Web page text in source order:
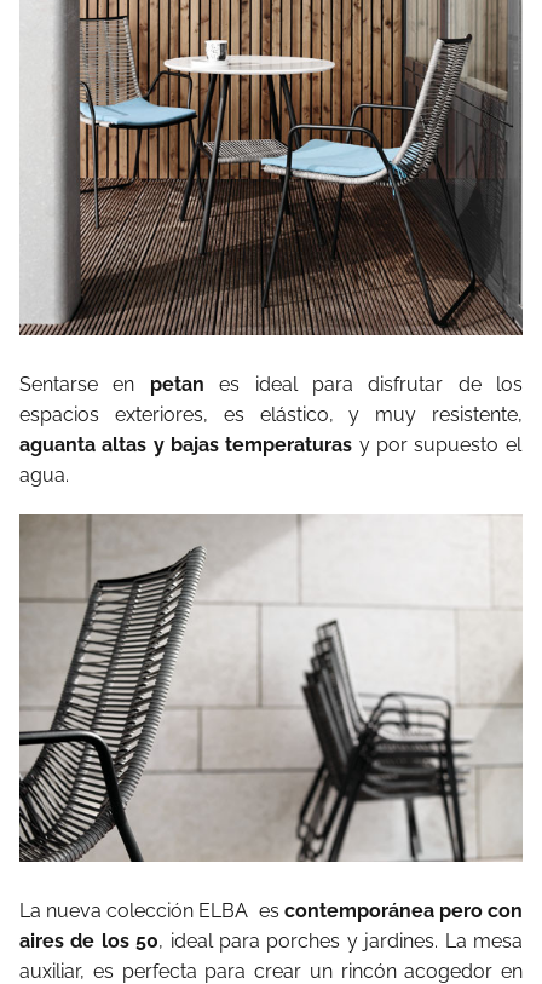
Sentarse en petanes ideal para disfrutar de los
espacios exteriores, es elástico, y muy resistente,
aguanta altas y bajas temperaturas y por supuesto el
agua.
La nueva colección ELBA es contemporánea pero con
aires de los 50, ideal para porches y jardines. La mesa
auxiliar, es perfecta para crear un rincón acogedor en